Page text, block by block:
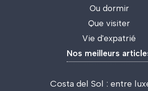
Ou dormir
Que visiter
Vie d'expatrié
Nos meilleurs
Costa del Sol : entre